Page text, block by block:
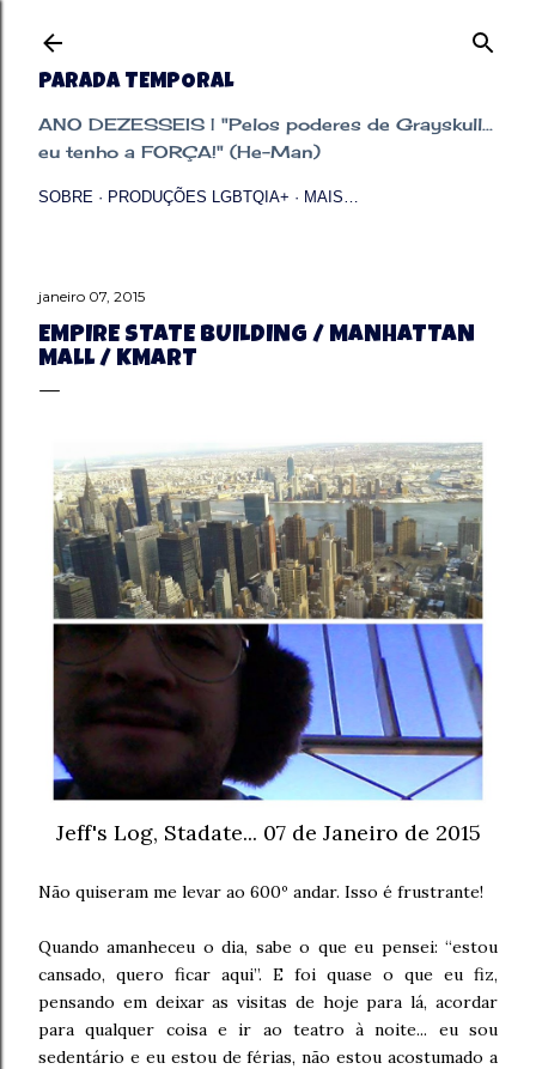
PARADA TEMPORAL
ANO DEZESSEIS | "Pelos poderes de Grayskull...
eu tenho a FORÇA!" (He-Man)
SOBRE PRODUÇÕES LGBTQIA+ MAIS…
janeiro 07, 2015
EMPIRE STATE BUILDING / MANHATTAN
MALL / KMART
Jeff's Log, Stadate... 07 de Janeiro de 2015
Não quiseram me levar ao 600º andar. Isso é frustrante!
Quando amanheceu o dia, sabe o que eu pensei: “estou
cansado, quero ficar aqui”. E foi quase o que eu fiz,
pensando em deixar as visitas de hoje para lá, acordar
para qualquer coisa e ir ao teatro à noite... eu sou
sedentário e eu estou de férias, não estou acostumado a